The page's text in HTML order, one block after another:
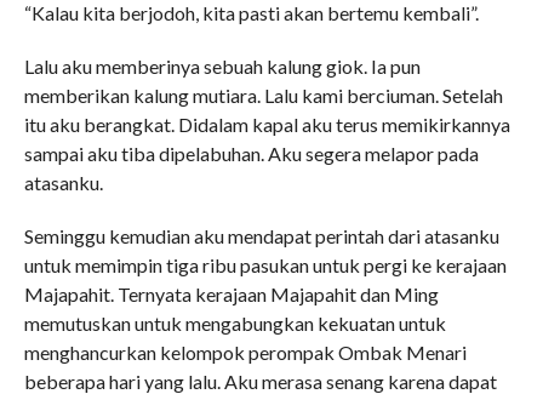
“Kalau kita berjodoh, kita pasti akan bertemu kembali”.
Lalu aku memberinya sebuah kalung giok. Ia pun
memberikan kalung mutiara. Lalu kami berciuman. Setelah
itu aku berangkat. Didalam kapal aku terus memikirkannya
sampai aku tiba dipelabuhan. Aku segera melapor pada
atasanku.
Seminggu kemudian aku mendapat perintah dari atasanku
untuk memimpin tiga ribu pasukan untuk pergi ke kerajaan
Majapahit. Ternyata kerajaan Majapahit dan Ming
memutuskan untuk mengabungkan kekuatan untuk
menghancurkan kelompok perompak Ombak Menari
beberapa hari yang lalu. Aku merasa senang karena dapat